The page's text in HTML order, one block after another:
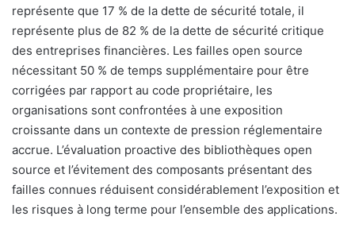
représente que 17 % de la dette de sécurité totale, il
représente plus de 82 % de la dette de sécurité critique
des entreprises financières. Les failles open source
nécessitant 50 % de temps supplémentaire pour être
corrigées par rapport au code propriétaire, les
organisations sont confrontées à une exposition
croissante dans un contexte de pression réglementaire
accrue. L’évaluation proactive des bibliothèques open
source et l’évitement des composants présentant des
failles connues réduisent considérablement l’exposition et
les risques à long terme pour l’ensemble des applications.